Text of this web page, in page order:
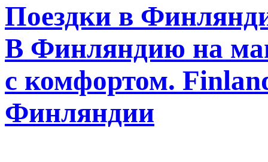
Поездки в
В Финляндию на
с комфортом.
Финляндии